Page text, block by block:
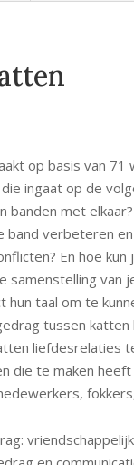
op basis van
ingaat op de
banden met elkaar?
band verbeteren
En hoe
samenstelling van
hun taal om te
tussen
liefdesrelaties
die te maken heeft